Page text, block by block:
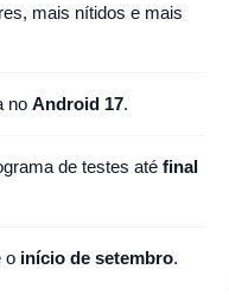
mais nítidos e mais
no Android 17.
de testes até final
o início de setembro.